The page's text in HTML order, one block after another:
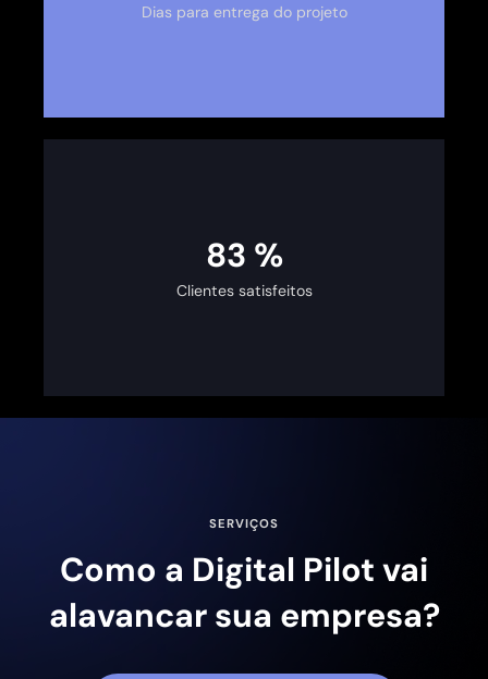
Dias para entrega do projeto
100 %
Clientes satisfeitos
SERVIÇOS
Como a Digital Pilot vai
alavancar sua empresa?